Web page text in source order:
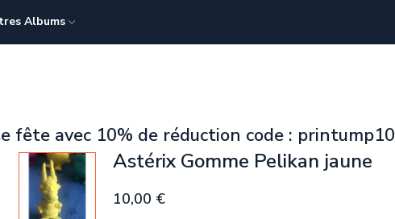
Albums
fête avec 10% de réduction code : printump10
Astérix Gomme Pelikan jaune
10,00 €